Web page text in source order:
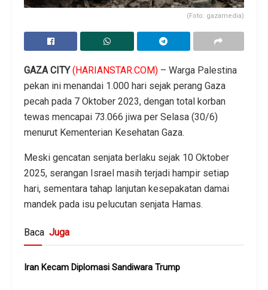
(Foto: gazamedia)
GAZA CITY(HARIANSTAR.COM) – Warga Palestina
pekan ini menandai 1.000 hari sejak perang Gaza
pecah pada 7 Oktober 2023, dengan total korban
tewas mencapai 73.066 jiwa per Selasa (30/6)
menurut Kementerian Kesehatan Gaza.
Meski gencatan senjata berlaku sejak 10 Oktober
2025, serangan Israel masih terjadi hampir setiap
hari, sementara tahap lanjutan kesepakatan damai
mandek pada isu pelucutan senjata Hamas.
Baca Juga
Iran Kecam Diplomasi Sandiwara Trump